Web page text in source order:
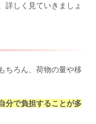
詳しく見ていきましょ
ちろん、荷物の量や移
分で負担することが多